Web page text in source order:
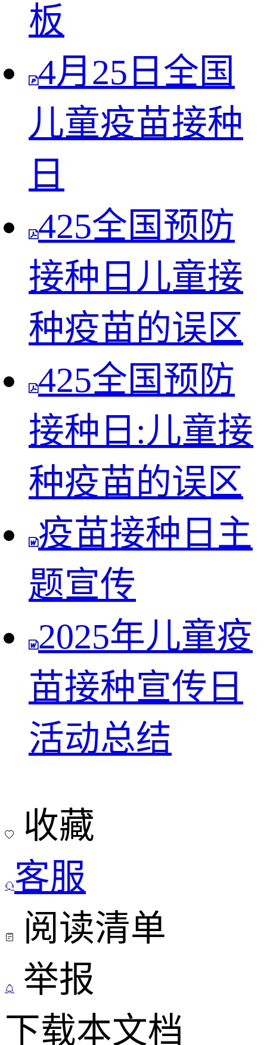
板
4月25日全国
儿童疫苗接种
日
425全国预防
接种日儿童接
种疫苗的误区
425全国预防
接种日:儿童接
种疫苗的误区
疫苗接种日主
题宣传
2025年儿童疫
苗接种宣传日
活动总结
 收藏
客服
 阅读清单

举报
下载本文档